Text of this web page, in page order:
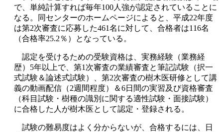
で、単純計算すれば毎年100人強が認定されていることに
なる。同センターのホームページによると、平成22年度
は第2次審査に応募した461名に対して、合格者は116名
（合格率25.2％）となっている。
認定を受けるための受験資格は、実務経験（業務経
歴）5年以上で、第1次審査の業績審査と筆記試験（択一
式試験＆論述式試験）、第2次審査の樹木医研修として講
義の動画配信（2週間程度）＆6日間の実習及び資格審査
（科目試験・樹種の識別に関する適性試験・面接試験）
に合格した人が樹木医として認定・登録される。
試験の難易度はよく分からないが、合格するには、日